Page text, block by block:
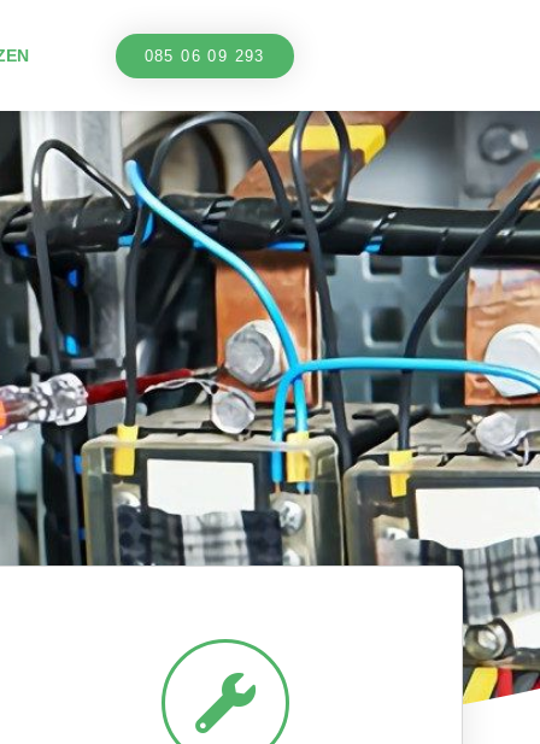
085 06 09 293